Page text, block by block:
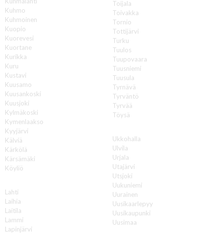
Kuhmo
Kuhmoinen
Kuopio
Kuorevesi
Kuortane
Kurikka
Kuru
Kustavi
Kuusamo
Kuusankoski
Kuusjoki
Kylmäkoski
Kymenlaakso
Kyyjärvi
Kälviä
Kärkölä
Kärsämäki
Köyliö
Lahti
Laihia
Laitila
Lammi
Lapinjärvi
Toijala
Toivakka
Tornio
Tottijärvi
Turku
Tuulos
Tuupovaara
Tuusniemi
Tuusula
Tyrnävä
Tyrväntö
Tyrvää
Töysä
Ukkohalla
Ulvila
Urjala
Utajärvi
Utsjoki
Uukuniemi
Uurainen
Uusikaarlepyy
Uusikaupunki
Uusimaa